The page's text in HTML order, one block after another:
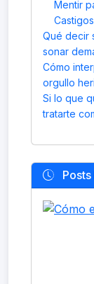
Mentir
Qué decir
sonar
Cómo
orgullo
Si lo que
tratarte